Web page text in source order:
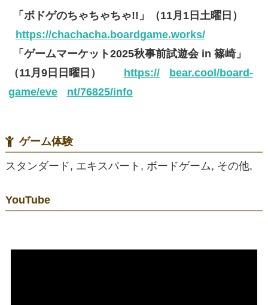
「ボドゲのちゃちゃちゃ!!」（11月1日土曜日）
https://chachacha.boardgame.works/
「ゲームマーケット2025秋事前試遊会 in 篠崎」
（11月9日日曜日）
https://
bear.cool/board-
game/eve
nt/76825/info
ゲーム体験
スタンダード, エキスパート, ボードゲーム, その他,
YouTube